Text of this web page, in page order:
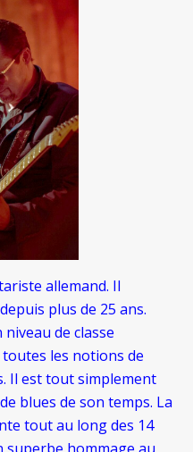
allemand. Il
plus de 25 ans.
de classe
les notions de
Il est tout simplement
blues de son temps. La
tout au long des 14
superbe hommage au